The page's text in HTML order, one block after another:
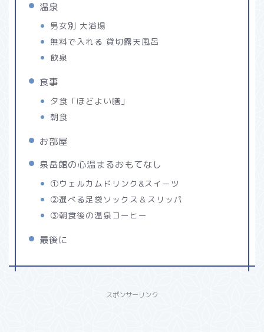
温泉
男女別 大浴場
無料で入れる 貸切露天風呂
飲泉
食事
夕食「ほどよい膳」
朝食
お部屋
泉岳館の心温まるおもてなし
①ウェルカムドリンク&スイーツ
②選べる足袋ソックス＆スリッパ
③朝食後の温泉コーヒー
最後に
スポンサーリンク